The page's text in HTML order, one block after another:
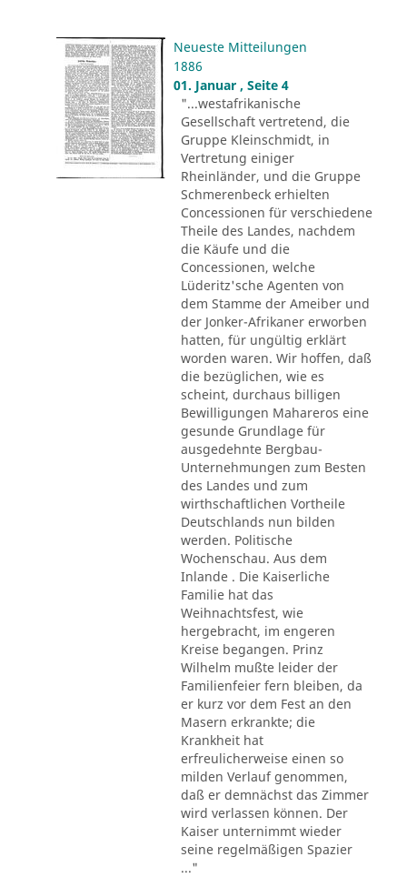
Neueste Mitteilungen
1886
01. Januar , Seite 4
"...westafrikanische
Gesellschaft vertretend, die
Gruppe Kleinschmidt, in
Vertretung einiger
Rheinländer, und die Gruppe
Schmerenbeck erhielten
Concessionen für verschiedene
Theile des Landes, nachdem
die Käufe und die
Concessionen, welche
Lüderitz'sche Agenten von
dem Stamme der Ameiber und
der Jonker-Afrikaner erworben
hatten, für ungültig erklärt
worden waren. Wir hoffen, daß
die bezüglichen, wie es
scheint, durchaus billigen
Bewilligungen Mahareros eine
gesunde Grundlage für
ausgedehnte Bergbau-
Unternehmungen zum Besten
des Landes und zum
wirthschaftlichen Vortheile
Deutschlands nun bilden
werden. Politische
Wochenschau. Aus dem
Inlande . Die Kaiserliche
Familie hat das
Weihnachtsfest, wie
hergebracht, im engeren
Kreise begangen. Prinz
Wilhelm mußte leider der
Familienfeier fern bleiben, da
er kurz vor dem Fest an den
Masern erkrankte; die
Krankheit hat
erfreulicherweise einen so
milden Verlauf genommen,
daß er demnächst das Zimmer
wird verlassen können. Der
Kaiser unternimmt wieder
seine regelmäßigen Spazier
..."